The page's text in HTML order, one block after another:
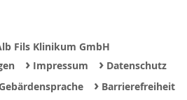
Fils Klinikum GmbH
›Impressum ›Datenschutz
›Barrierefreiheit